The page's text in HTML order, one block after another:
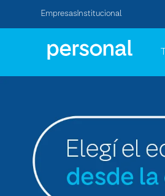
Empresas Institucional